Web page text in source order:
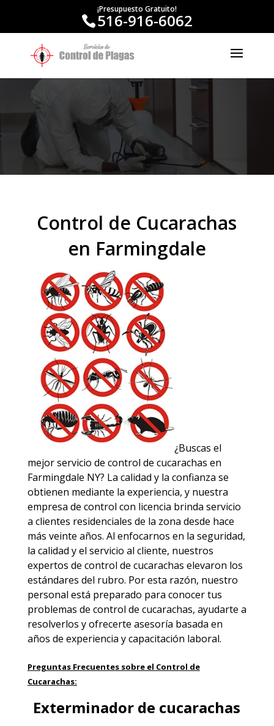
¡Presupuesto Gratuito!
516-916-6062
Control de Cucarachas
en Farmingdale
¿Buscas el
mejor servicio de control de cucarachas en
Farmingdale NY? La calidad y la confianza se
obtienen mediante la experiencia, y nuestra
empresa de control con licencia brinda servicio
a clientes residenciales de la zona desde hace
más veinte años. Al enfocarnos en la seguridad,
la calidad y el servicio al cliente, nuestros
expertos de control de cucarachas elevaron los
estándares del rubro. Por esta razón, nuestro
personal está preparado para conocer tus
problemas de control de cucarachas, ayudarte a
resolverlos y ofrecerte asesoría basada en
años de experiencia y capacitación laboral.
Preguntas Frecuentes sobre el Control de
Cucarachas:
Exterminador de cucarachas